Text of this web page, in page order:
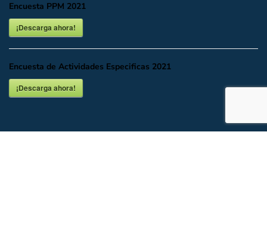
Encuesta PPM 2021
¡Descarga ahora!
Encuesta de Actividades Especificas 2021
¡Descarga ahora!